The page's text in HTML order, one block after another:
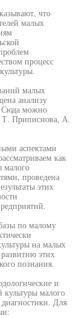
что
малых
процесс
малых
анализу
Сюда можно
Т. Приписнова, А.
аспектами
как
малого
проведена
этих
по малому
на малых
этих
познания.
и
культуры малого
Для